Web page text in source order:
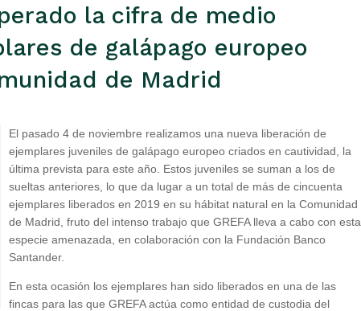
la cifra de medio
de galápago europeo
de Madrid
El pasado 4 de noviembre realizamos una nueva liberación de
ejemplares juveniles de galápago europeo criados en cautividad, la
última prevista para este año. Estos juveniles se suman a los de
sueltas anteriores, lo que da lugar a un total de más de cincuenta
ejemplares liberados en 2019 en su hábitat natural en la Comunidad
de Madrid, fruto del intenso trabajo que GREFA lleva a cabo con esta
especie amenazada, en colaboración con la Fundación Banco
Santander.
En esta ocasión los ejemplares han sido liberados en una de las
fincas para las que GREFA actúa como entidad de custodia del